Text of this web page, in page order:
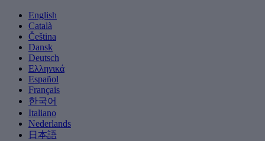
English
Català
Čeština
Dansk
Deutsch
Ελληνικά
Español
Français
한국어
Italiano
Nederlands
日本語